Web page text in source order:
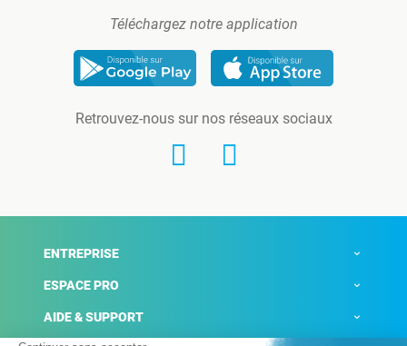
Téléchargez notre application
Retrouvez-nous sur nos réseaux sociaux
ENTREPRISE
ESPACE PRO
AIDE & SUPPORT